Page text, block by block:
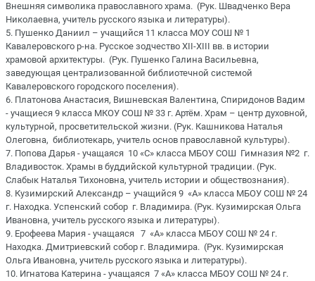
Внешняя символика православного храма. (Рук. Швадченко Вера
Николаевна, учитель русского языка и литературы).
5. Пушенко Даниил – учащийся 11 класса МОУ СОШ № 1
Кавалеровского р-на. Русское зодчество XII-XIII вв. в истории
храмовой архитектуры. (Рук. Пушенко Галина Васильевна,
заведующая централизованной библиотечной системой
Кавалеровского городского поселения).
6. Платонова Анастасия, Вишневская Валентина, Спиридонов Вадим
- учащиеся 9 класса МКОУ СОШ № 33 г. Артём. Храм – центр духовной,
культурной, просветительской жизни. (Рук. Кашникова Наталья
Олеговна, библиотекарь, учитель основ православной культуры).
7. Попова Дарья - учащаяся 10 «С» класса МБОУ СОШ Гимназия №2 г.
Владивосток. Храмы в буддийской культурной традиции. (Рук.
Слабык Наталья Тихоновна, учитель истории и обществознания).
8. Кузимирский Александр – учащийся 9 «А» класса МБОУ СОШ № 24
г. Находка. Успенский собор г. Владимира. (Рук. Кузимирская Ольга
Ивановна, учитель русского языка и литературы).
9. Ерофеева Мария - учащаяся 7 «А» класса МБОУ СОШ № 24 г.
Находка. Дмитриевский собор г. Владимира. (Рук. Кузимирская
Ольга Ивановна, учитель русского языка и литературы).
10. Игнатова Катерина - учащаяся 7 «А» класса МБОУ СОШ № 24 г.